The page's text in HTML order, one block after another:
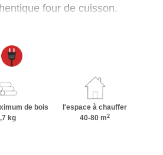
four de cuisson.
de bois
kg
l'espace à chauffer
40-80 m2